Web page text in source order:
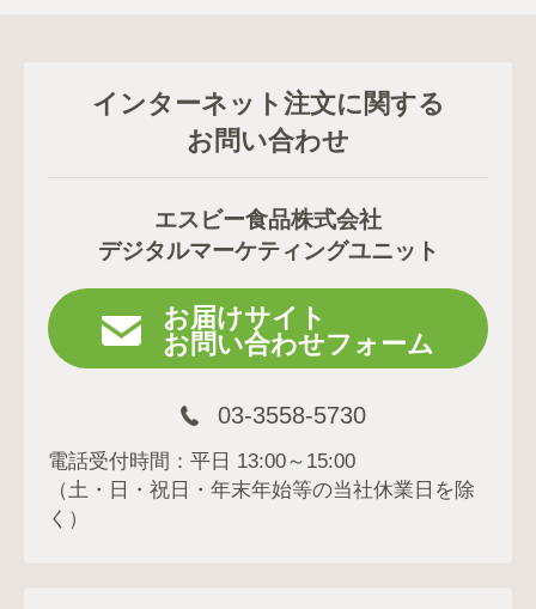
インターネット注文に関する
お問い合わせ
エスビー食品株式会社
デジタルマーケティングユニット
お届けサイト
お問い合わせフォーム
03-3558-5730
電話受付時間：平日 13:00～15:00
（土・日・祝日・年末年始等の当社休業日を除
く）